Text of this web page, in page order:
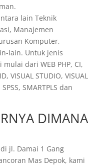
lain Teknik
Manajemen
Komputer,
lain. Untuk jenis
dari WEB PHP, CI,
VISUAL STUDIO, VISUAL
SMARTPLS dan
DIMANA
jl. Damai 1 Gang
Mas Depok, kami